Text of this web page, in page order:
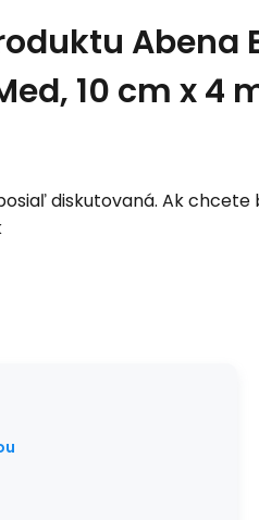
Abena
10 cm x 4
diskutovaná. Ak chcete